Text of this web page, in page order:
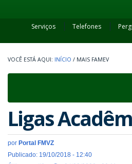
Serviços Telefones
INÍCIO / MAIS FAMEV
Ligas
por Portal FMVZ
Publicado: 19/10/2018 - 12:40